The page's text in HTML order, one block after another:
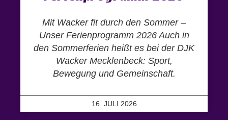
Mit Wacker fit durch den Sommer –
Unser Ferienprogramm 2026 Auch in
den Sommerferien heißt es bei der DJK
Wacker Mecklenbeck: Sport,
Bewegung und Gemeinschaft.
16. JULI 2026